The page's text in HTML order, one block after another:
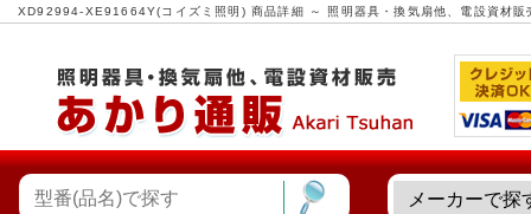
XD92994-XE91664Y(コイズミ照明) 商品詳細 ～ 照明器具・換気扇他、電設資材販